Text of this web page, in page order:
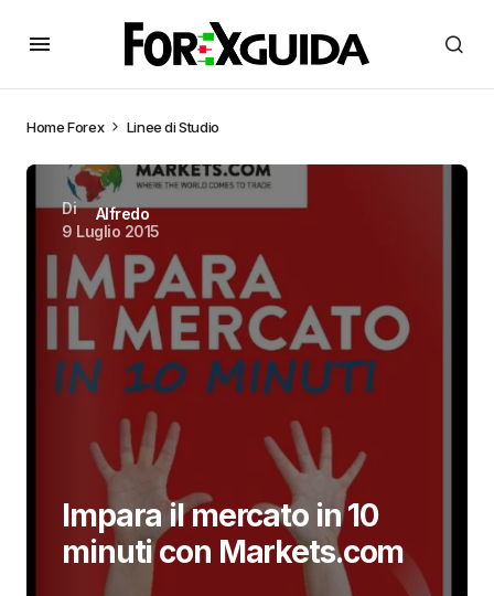
HomeForex Linee di Studio
Di
Alfredo
9 Luglio 2015
Impara il mercato in 10
minuti con Markets.com